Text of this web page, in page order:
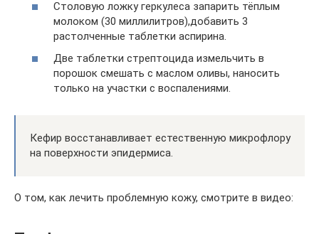
Столовую ложку геркулеса запарить тёплым
молоком (30 миллилитров),добавить 3
растолченные таблетки аспирина.
Две таблетки стрептоцида измельчить в
порошок смешать с маслом оливы, наносить
только на участки с воспалениями.
Кефир восстанавливает естественную микрофлору
на поверхности эпидермиса.
О том, как лечить проблемную кожу, смотрите в видео: